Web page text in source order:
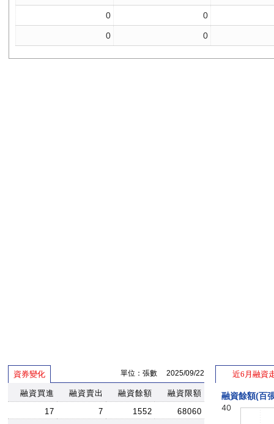
資券變化 單位：張數 2025/09/22
融資買進 融資賣出 融資餘額
融資限額
17
7 1552
68060
近6月融資
融資餘額(百
40